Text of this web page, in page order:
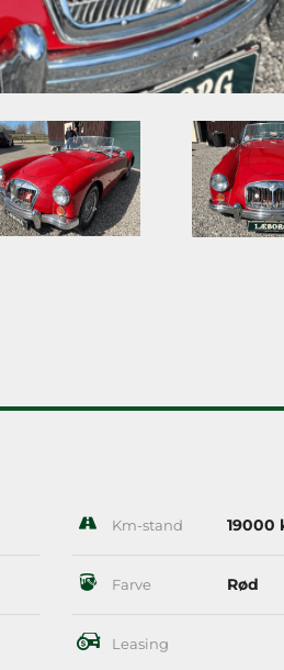
Km-stand 19000
Farve Rød
Leasing